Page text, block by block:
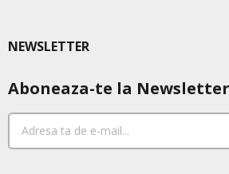
NEWSLETTER
Aboneaza-te la